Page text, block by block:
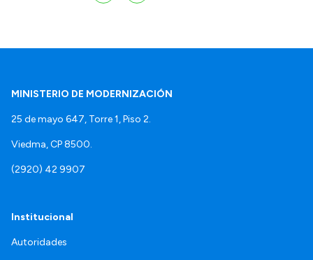
MINISTERIO DE MODERNIZACIÓN
25 de mayo 647, Torre 1, Piso 2.
Viedma, CP 8500.
(2920) 42 9907
Institucional
Autoridades